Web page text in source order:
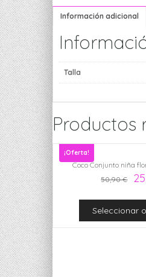
Información adicional
Talla
Productos
¡Oferta!
Coco Conjunto niña
50,90€
Seleccionar